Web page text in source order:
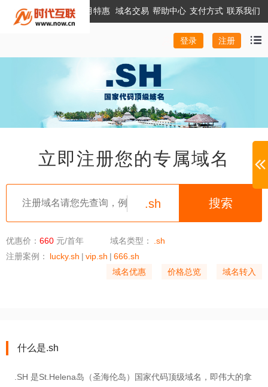
本月特惠 域名交易 帮助中心 支付方式 联系我们
登录 注册
立即注册您的专属域名
.sh
优惠价： 660 元/首年 域名类型：
.sh
注册案例：
lucky.sh | vip.sh | 666.sh
域名优惠
价格总览 域名转入
什么是.sh
.SH 是St.Helena岛（圣海伦岛）国家代码顶级域名，即伟大的拿